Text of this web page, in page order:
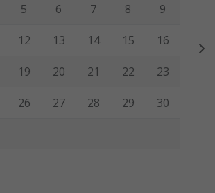
5 6 7 8 9
12 13 14 15 16
19 20 21 22 23
26 27 28 29 30